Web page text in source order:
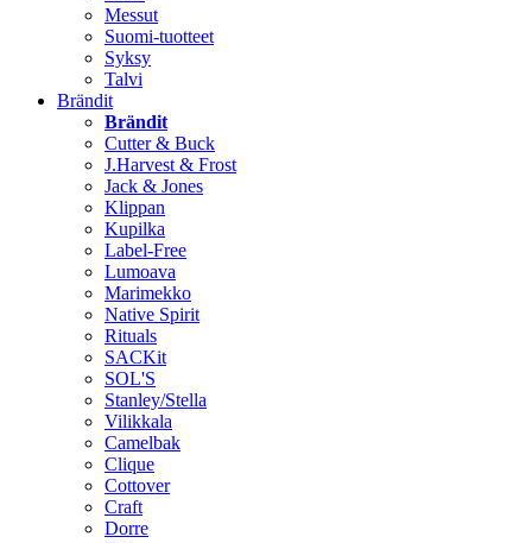
Messut
Suomi-tuotteet
Syksy
Talvi
Brändit
Brändit
Cutter & Buck
J.Harvest & Frost
Jack & Jones
Klippan
Kupilka
Label-Free
Lumoava
Marimekko
Native Spirit
Rituals
SACKit
SOL'S
Stanley/Stella
Vilikkala
Camelbak
Clique
Cottover
Craft
Dorre